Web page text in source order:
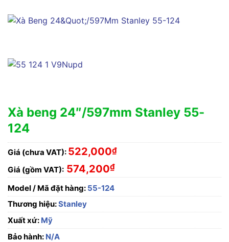
Xà beng 24″/597mm Stanley 55-
124
Giá (chưa VAT): 522,000₫
Giá (gồm VAT): 574,200₫
Model / Mã đặt hàng: 55-124
Thương hiệu:Stanley
Xuất xứ: Mỹ
Bảo hành: N/A